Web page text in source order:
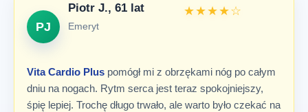
PJ
Piotr J., 61 lat
Emeryt
★★★★☆
Vita Cardio Plus pomógł mi z obrzękami nóg po całym
dniu na nogach. Rytm serca jest teraz spokojniejszy,
śpię lepiej. Trochę długo trwało, ale warto było czekać na